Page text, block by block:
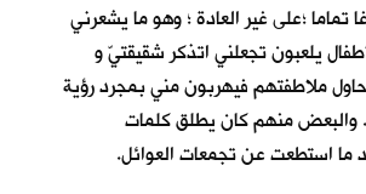
تماما ؛على غير العادة ؛ وهو ما يشعرني
يلعبون تجعلني اتذكر شقيقتيّ و
ملاطفتهم فيهربون مني بمجرد رؤية
والبعض منهم كان يطلق كلمات
ما استطعت عن تجمعات العوائل.